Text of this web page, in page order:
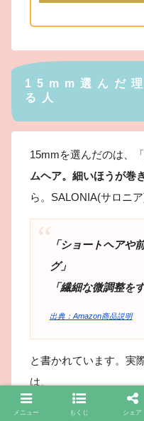
15mm選んだ
る人
15mmを選んだのは、「
ムヘア。細いほうが巻
ら。SALONIA(サロニ
「ショートヘアや
グ」
「繊細な微調整を
出典：Amazon商品説明
と書かれています。実
は、
メニュー もくじ シェア